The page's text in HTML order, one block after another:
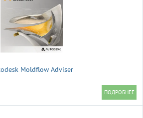
Moldflow Adviser